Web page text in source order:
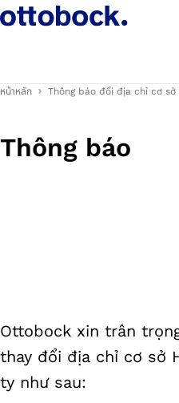
หน้าหลัก Thông báo đổi địa chỉ cơ sở
Thông báo
Ottobock xin trân
thay đổi địa chỉ cơ sở
ty như sau: